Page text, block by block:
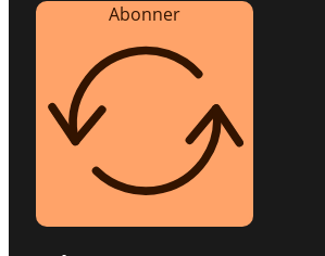
Abonner